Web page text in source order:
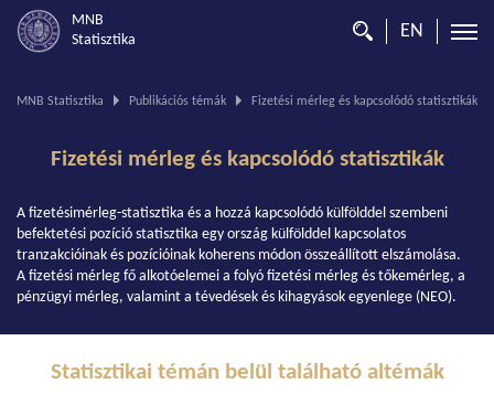
MNB
Statisztika
EN
Ön
oldalon
MNB Statisztika Publikációs témák Fizetési mérleg és kapcsolódó statisztikák
Fizetési mérleg és kapcsolódó statisztikák
A fizetésimérleg-statisztika és a hozzá kapcsolódó külfölddel szembeni
befektetési pozíció statisztika egy ország külfölddel kapcsolatos
tranzakcióinak és pozícióinak koherens módon összeállított elszámolása.
A fizetési mérleg fő alkotóelemei a folyó fizetési mérleg és tőkemérleg, a
pénzügyi mérleg, valamint a tévedések és kihagyások egyenlege (NEO).
Statisztikai témán belül található altémák